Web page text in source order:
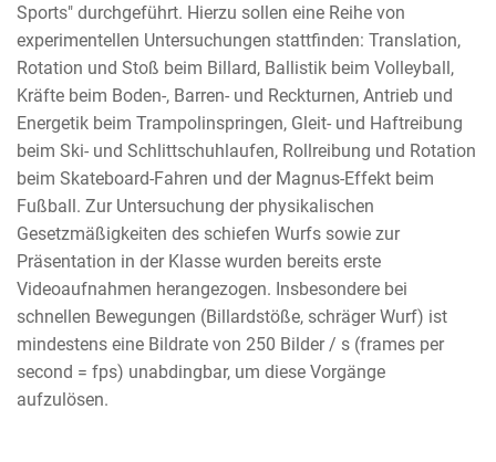
Sports" durchgeführt. Hierzu sollen eine Reihe von
experimentellen Untersuchungen stattfinden: Translation,
Rotation und Stoß beim Billard, Ballistik beim Volleyball,
Kräfte beim Boden-, Barren- und Reckturnen, Antrieb und
Energetik beim Trampolinspringen, Gleit- und Haftreibung
beim Ski- und Schlittschuhlaufen, Rollreibung und Rotation
beim Skateboard-Fahren und der Magnus-Effekt beim
Fußball. Zur Untersuchung der physikalischen
Gesetzmäßigkeiten des schiefen Wurfs sowie zur
Präsentation in der Klasse wurden bereits erste
Videoaufnahmen herangezogen. Insbesondere bei
schnellen Bewegungen (Billardstöße, schräger Wurf) ist
mindestens eine Bildrate von 250 Bilder / s (frames per
second = fps) unabdingbar, um diese Vorgänge
aufzulösen.